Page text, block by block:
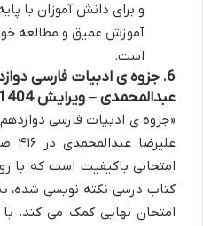
و برای دانش آموزان با
آموزش عمیق و مطالعه
است.
6. جزوه ی ادبیات فارسی
عبدالمحمدی – ویرایش 1404-1405)
«جزوه ی ادبیات فارسی دوازدهم
امتحانی باکیفیت است که با
کتاب درسی نکته نویسی شده،
امتحان نهایی کمک می کند.